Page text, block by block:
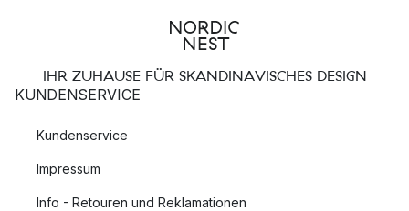
IHR ZUHAUSE FÜR SKANDINAVISCHES DESIGN
KUNDENSERVICE
Kundenservice
Impressum
Info - Retouren und Reklamationen